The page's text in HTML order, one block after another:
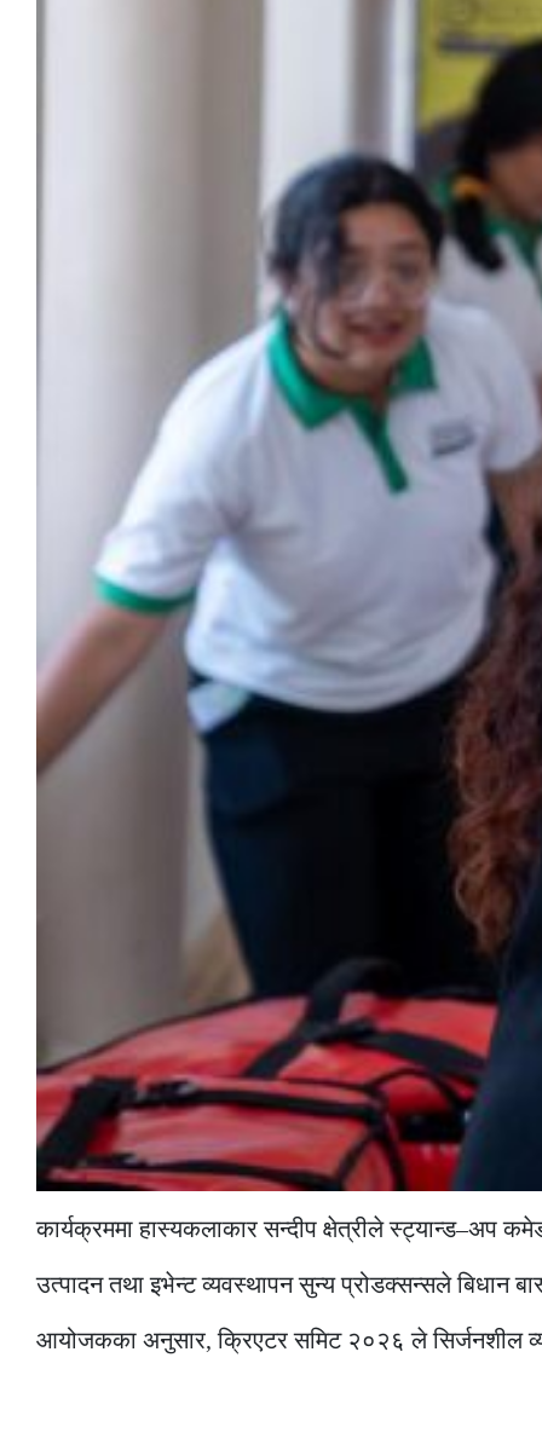
कार्यक्रममा हास्यकलाकार सन्दीप क्षेत्रीले स्ट्यान्ड–अप
उत्पादन तथा इभेन्ट व्यवस्थापन सुन्य प्रोडक्सन्सले बिधान
आयोजकका अनुसार, क्रिएटर समिट २०२६ ले सिर्जनशील